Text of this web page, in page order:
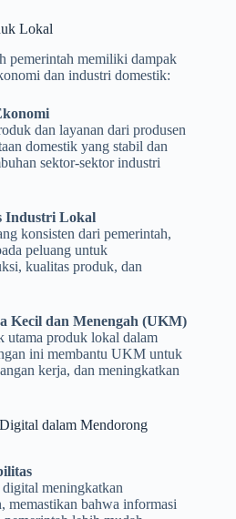
Lokal
pemerintah memiliki dampak
dan industri domestik:
dan layanan dari produsen
domestik yang stabil dan
sektor-sektor industri
Industri Lokal
konsisten dari pemerintah,
peluang untuk
kualitas produk, dan
Kecil dan Menengah (UKM)
utama produk lokal dalam
ini membantu UKM untuk
kerja, dan meningkatkan
dalam Mendorong
digital meningkatkan
memastikan bahwa informasi